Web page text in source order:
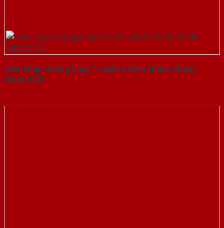
Cửa Thép Chống Cháy 1 canh o kinh thanh thoat
hiem-SGD